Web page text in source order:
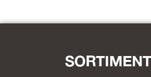
SORTIMENT